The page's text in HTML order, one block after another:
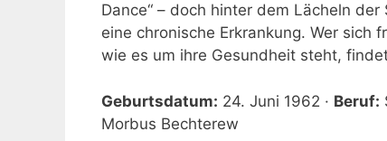
Dance“ – doch hinter dem Lächeln
eine chronische Erkrankung. Wer sich
wie es um ihre Gesundheit steht,
Geburtsdatum: 24. Juni 1962 · Beruf:
Morbus Bechterew